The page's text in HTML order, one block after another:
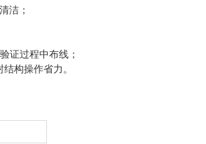
洁；
证过程中布线；
构操作省力。